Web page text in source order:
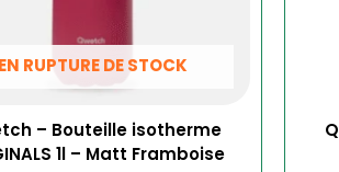
EN RUPTURE DE STOCK
– Bouteille isotherme
1l – Matt Framboise